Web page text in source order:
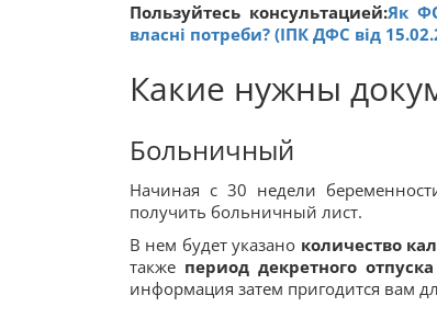
Пользуйтесь консультацией:Як
власні потреби? (ІПК ДФС від
Какие нужны
Больничный
Начиная с 30 недели
получить больничный лист.
В нем будет указано количество
также период декретного отпуска
информация затем пригодится вам